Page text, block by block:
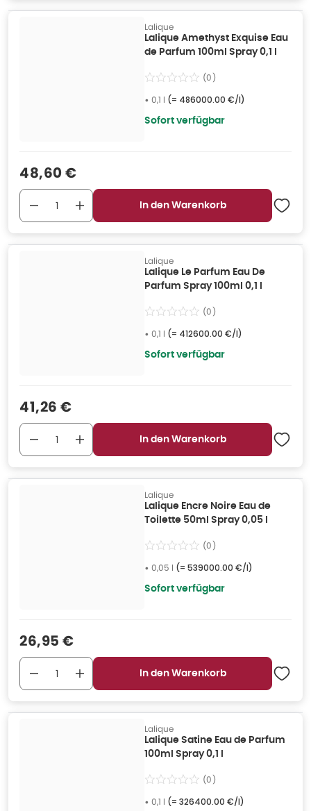
Lalique
Lalique Amethyst Exquise Eau
de Parfum 100ml Spray 0,1 l
(0)
• 0,1 l (= 486000.00 €/l)
Sofort verfügbar
Verkaufspreis
48,60 €
In den Warenkorb
Lalique
Lalique Le Parfum Eau De
Parfum Spray 100ml 0,1 l
(0)
• 0,1 l (= 412600.00 €/l)
Sofort verfügbar
Verkaufspreis
41,26 €
In den Warenkorb
Lalique
Lalique Encre Noire Eau de
Toilette 50ml Spray 0,05 l
(0)
• 0,05 l (= 539000.00 €/l)
Sofort verfügbar
Verkaufspreis
26,95 €
In den Warenkorb
Lalique
Lalique Satine Eau de Parfum
100ml Spray 0,1 l
(0)
• 0,1 l (= 326400.00 €/l)